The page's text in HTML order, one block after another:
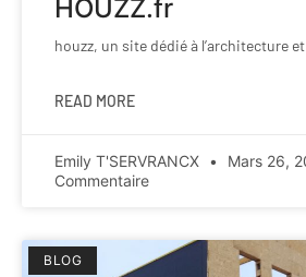
HOUZZ.fr
houzz, un site dédié à l’architecture
READ MORE
Emily T'SERVRANCX Mars 26,
Commentaire
BLOG